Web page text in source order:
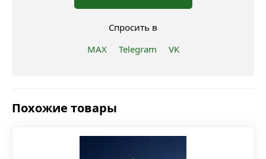
Спросить в
MAX
Telegram VK
Похожие товары